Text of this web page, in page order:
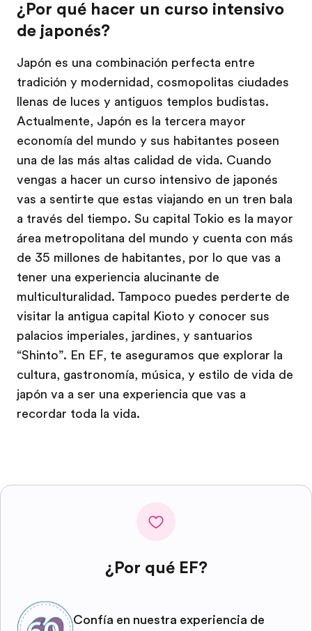
¿Por qué hacer un curso intensivo
de japonés?
Japón es una combinación perfecta entre
tradición y modernidad, cosmopolitas ciudades
llenas de luces y antiguos templos budistas.
Actualmente, Japón es la tercera mayor
economía del mundo y sus habitantes poseen
una de las más altas calidad de vida. Cuando
vengas a hacer un curso intensivo de japonés
vas a sentirte que estas viajando en un tren bala
a través del tiempo. Su capital Tokio es la mayor
área metropolitana del mundo y cuenta con más
de 35 millones de habitantes, por lo que vas a
tener una experiencia alucinante de
multiculturalidad. Tampoco puedes perderte de
visitar la antigua capital Kioto y conocer sus
palacios imperiales, jardines, y santuarios
“Shinto”. En EF, te aseguramos que explorar la
cultura, gastronomía, música, y estilo de vida de
japón va a ser una experiencia que vas a
recordar toda la vida.
¿Por qué EF?
Confía en nuestra experiencia de